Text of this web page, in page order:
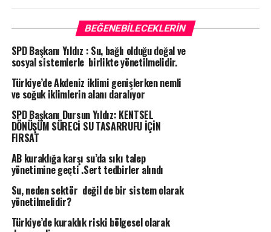
BEĞENEBILECEKLERIN
SPD Başkanı Yıldız : Su, bağlı olduğu doğal ve
sosyal sistemlerle birlikte yönetilmelidir.
Türkiye’de Akdeniz iklimi genişlerken nemli
ve soğuk iklimlerin alanı daralıyor
SPD Başkanı Dursun Yıldız: KENTSEL
DÖNÜŞÜM SÜRECİ SU TASARRUFU İÇİN
FIRSAT
AB kuraklığa karşı su’da sıkı talep
yönetimine geçti .Sert tedbirler alındı
Su, neden sektör değil de bir sistem olarak
yönetilmelidir?
Türkiye’de kuraklık riski bölgesel olarak